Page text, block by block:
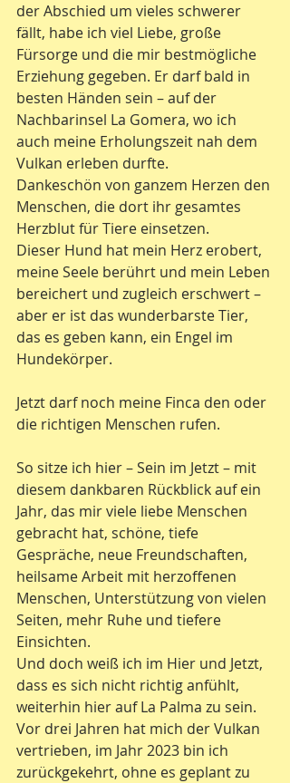
der Abschied um vieles schwerer
fällt, habe ich viel Liebe, große
Fürsorge und die mir bestmögliche
Erziehung gegeben. Er darf bald in
besten Händen sein – auf der
Nachbarinsel La Gomera, wo ich
auch meine Erholungszeit nah dem
Vulkan erleben durfte.
Dankeschön von ganzem Herzen den
Menschen, die dort ihr gesamtes
Herzblut für Tiere einsetzen.
Dieser Hund hat mein Herz erobert,
meine Seele berührt und mein Leben
bereichert und zugleich erschwert –
aber er ist das wunderbarste Tier,
das es geben kann, ein Engel im
Hundekörper.
Jetzt darf noch meine Finca den oder
die richtigen Menschen rufen.
So sitze ich hier – Sein im Jetzt – mit
diesem dankbaren Rückblick auf ein
Jahr, das mir viele liebe Menschen
gebracht hat, schöne, tiefe
Gespräche, neue Freundschaften,
heilsame Arbeit mit herzoffenen
Menschen, Unterstützung von vielen
Seiten, mehr Ruhe und tiefere
Einsichten.
Und doch weiß ich im Hier und Jetzt,
dass es sich nicht richtig anfühlt,
weiterhin hier auf La Palma zu sein.
Vor drei Jahren hat mich der Vulkan
vertrieben, im Jahr 2023 bin ich
zurückgekehrt, ohne es geplant zu